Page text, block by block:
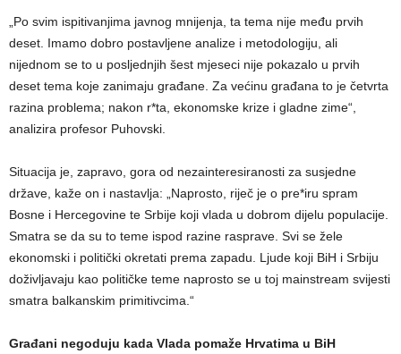
„Po svim ispitivanjima javnog mnijenja, ta tema nije među prvih
deset. Imamo dobro postavljene analize i metodologiju, ali
nijednom se to u posljednjih šest mjeseci nije pokazalo u prvih
deset tema koje zanimaju građane. Za većinu građana to je četvrta
razina problema; nakon r*ta, ekonomske krize i gladne zime“,
analizira profesor Puhovski.
Situacija je, zapravo, gora od nezainteresiranosti za susjedne
države, kaže on i nastavlja: „Naprosto, riječ je o pre*iru spram
Bosne i Hercegovine te Srbije koji vlada u dobrom dijelu populacije.
Smatra se da su to teme ispod razine rasprave. Svi se žele
ekonomski i politički okretati prema zapadu. Ljude koji BiH i Srbiju
doživljavaju kao političke teme naprosto se u toj mainstream svijesti
smatra balkanskim primitivcima.“
Građani negoduju kada Vlada pomaže Hrvatima u BiH